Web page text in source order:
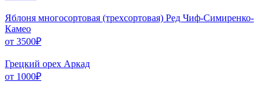
Яблоня многосортовая (трехсортовая) Ред Чиф-Симиренко-
Камео
от 3500₽
Грецкий орех Аркад
от 1000₽